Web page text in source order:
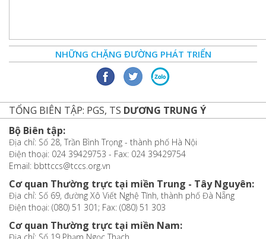
NHỮNG CHẶNG ĐƯỜNG PHÁT TRIỂN
TỔNG BIÊN TẬP: PGS, TS DƯƠNG TRUNG Ý
Bộ Biên tập:
Địa chỉ: Số 28, Trần Bình Trọng - thành phố Hà Nội
Điện thoại: 024 39429753 - Fax: 024 39429754
Email: bbttccs@tccs.org.vn
Cơ quan Thường trực tại miền Trung - Tây Nguyên:
Địa chỉ: Số 69, đường Xô Viết Nghệ Tĩnh, thành phố Đà Nẵng
Điện thoại: (080) 51 301; Fax: (080) 51 303
Cơ quan Thường trực tại miền Nam: